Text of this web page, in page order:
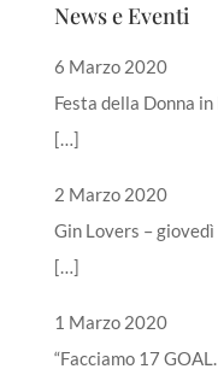
News e Eventi
6 Marzo 2020
Festa della Donna
[…]
2 Marzo 2020
Gin Lovers –
[…]
1 Marzo 2020
“Facciamo 17